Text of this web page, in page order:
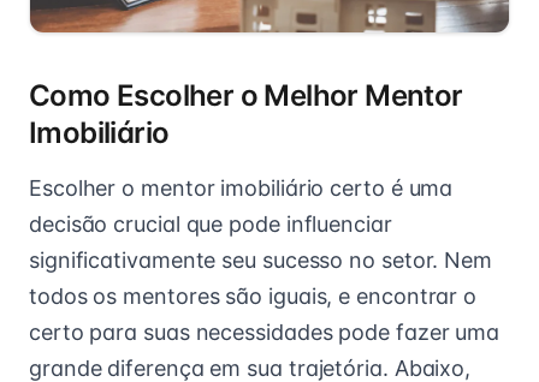
Como Escolher o Melhor Mentor
Imobiliário
Escolher o mentor imobiliário certo é uma
decisão crucial que pode influenciar
significativamente seu sucesso no setor. Nem
todos os mentores são iguais, e encontrar o
certo para suas necessidades pode fazer uma
grande diferença em sua trajetória. Abaixo,